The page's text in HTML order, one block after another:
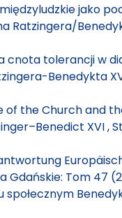
jako
Ratzingera/
cnota tolerancji w
Benedykta
of the Church and
XVI,
Gdańskie: Tom 47